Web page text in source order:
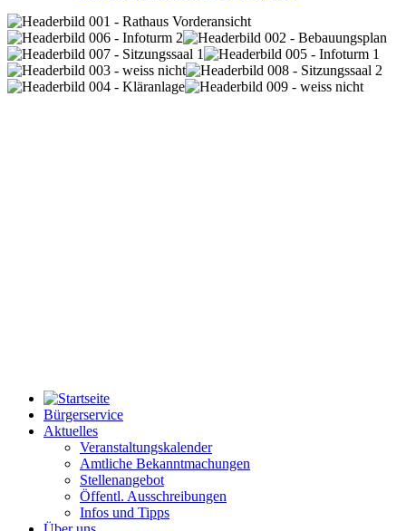
Bürgerservice
Aktuelles
Veranstaltungskalender
Amtliche Bekanntmachungen
Stellenangebot
Öffentl. Ausschreibungen
Infos und Tipps